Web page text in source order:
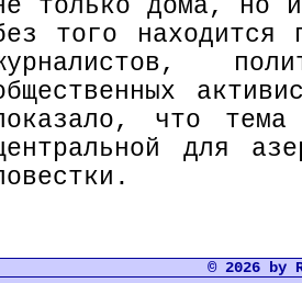
только дома, но
того находится
что тема
для
© 2026 by